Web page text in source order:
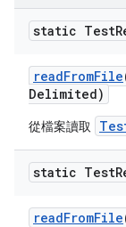
static Test
readFromFile
Delimited)
從檔案讀取
static Test
readFromFile